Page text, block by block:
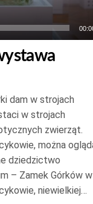
dam w strojach
w strojach
zwierząt.
można
dziedzictwo
– Zamek Górków w
niewielkiej…